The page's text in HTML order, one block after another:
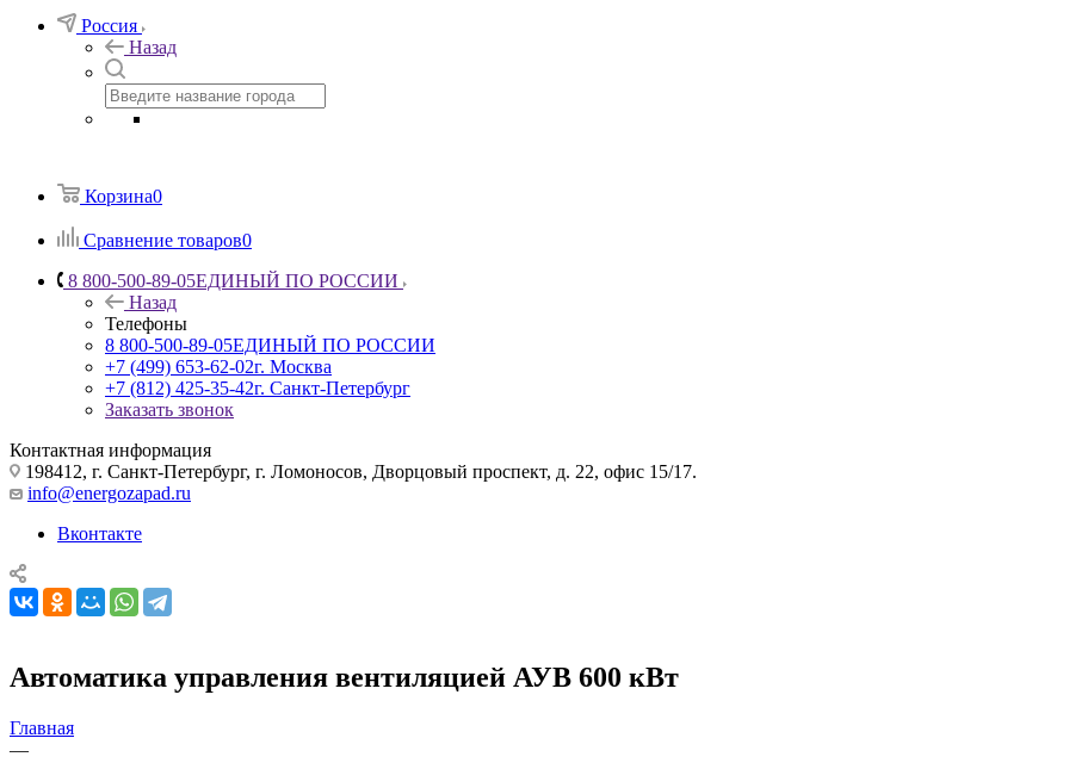
Россия
Назад
Корзина0
Сравнение товаров0
8 800-500-89-05ЕДИНЫЙ ПО РОССИИ
Назад
Телефоны
8 800-500-89-05ЕДИНЫЙ ПО РОССИИ
+7 (499) 653-62-02г. Москва
+7 (812) 425-35-42г. Санкт-Петербург
Заказать звонок
Контактная информация
198412, г. Санкт-Петербург, г. Ломоносов, Дворцовый проспект, д. 22, офис 15/17.
info@energozapad.ru
Вконтакте
Автоматика управления вентиляцией АУВ 600 кВт
Главная
—